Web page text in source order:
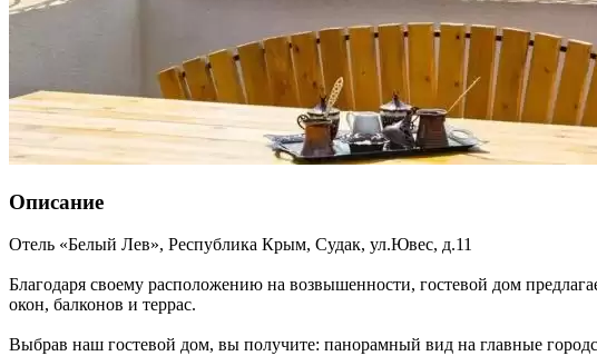
Описание
Отель «Белый Лев», Республика Крым, Судак, ул.Ювес, д.11
Благодаря своему расположению на возвышенности, гостевой дом
окон, балконов и террас.
Выбрав наш гостевой дом, вы получите: панорамный вид на главные